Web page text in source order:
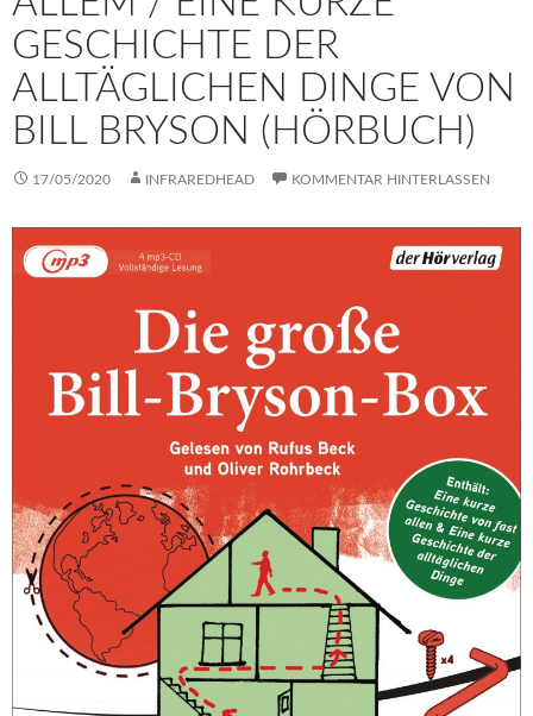
ESCHICHTE DER A
LLTÄGLICHEN DINGE VON B
ILL BRYSON (HÖRBUCH)
17/05/2020 INFRAREDHEAD KOMMENTAR HINTERLASSEN